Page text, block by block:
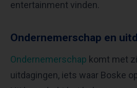
entertainment vinden.
Ondernemerschap en
Ondernemerschap komt met
uitdagingen, iets waar Boske